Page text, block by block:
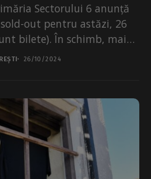
Sectorului 6 anunță
out pentru astăzi, 26
bilete). În schimb, mai
26/10/2024